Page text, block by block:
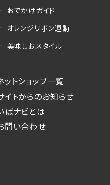
おでかけガイド
オレンジリボン運動
美味しおスタイル
ットショップ一覧
イトからのお知らせ
ばナビとは
問い合わせ